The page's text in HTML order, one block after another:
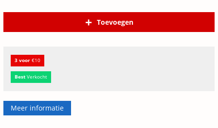
Toevoegen
3 voor €10
Best Verkocht
Meer informatie